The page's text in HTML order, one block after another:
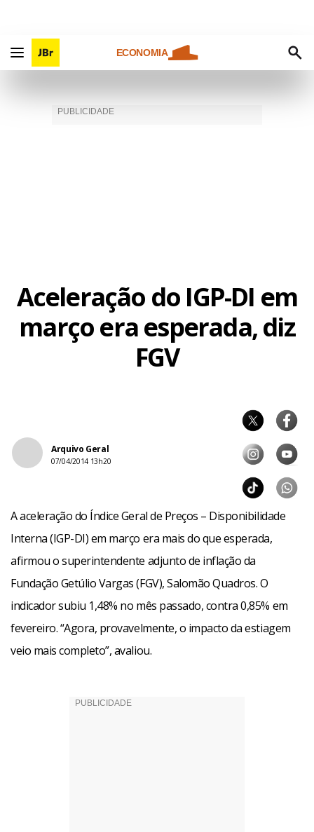
ECONOMIA
Aceleração do IGP-DI em
março era esperada, diz
FGV
Arquivo Geral
07/04/2014 13h20
A aceleração do Índice Geral de Preços – Disponibilidade
Interna (IGP-DI) em março era mais do que esperada,
afirmou o superintendente adjunto de inflação da
Fundação Getúlio Vargas (FGV), Salomão Quadros. O
indicador subiu 1,48% no mês passado, contra 0,85% em
fevereiro. “Agora, provavelmente, o impacto da estiagem
veio mais completo”, avaliou.